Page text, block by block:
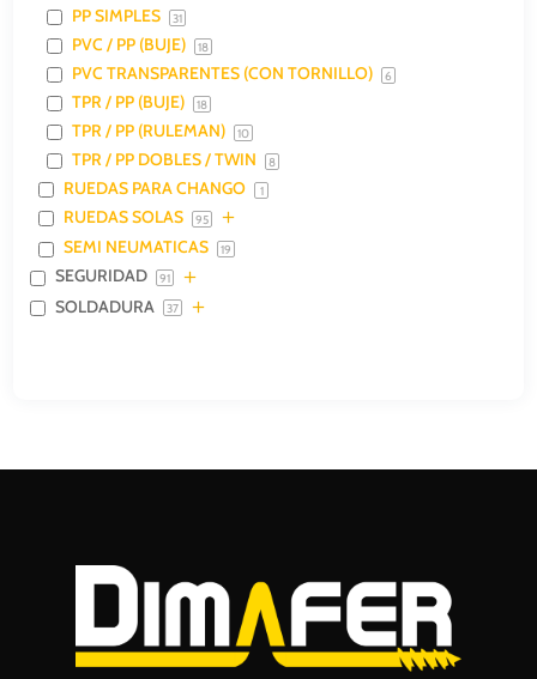
PP SIMPLES 31
PVC / PP (BUJE) 18
PVC TRANSPARENTES (CON TORNILLO) 6
TPR / PP (BUJE) 18
TPR / PP (RULEMAN) 10
TPR / PP DOBLES / TWIN 8
RUEDAS PARA CHANGO 1
RUEDAS SOLAS 95
SEMI NEUMATICAS 19
SEGURIDAD 91
SOLDADURA 37